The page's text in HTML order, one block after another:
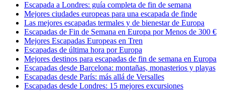
Escapada a Londres: guía completa de fin de semana
Mejores ciudades europeas para una escapada de finde
Las mejores escapadas termales y de bienestar de Europa
Escapadas de Fin de Semana en Europa por Menos de 300 €
Mejores Escapadas Europeas en Tren
Escapadas de última hora por Europa
Mejores destinos para escapadas de fin de semana en Europa
Escapadas desde Barcelona: montañas, monasterios y playas
Escapadas desde París: más allá de Versalles
Escapadas desde Londres: 15 mejores excursiones